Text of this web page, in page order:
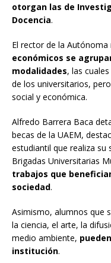
otorgan las de
Docencia.
El rector de la Autónoma
económicos se
modalidades, las
de los universitarios,
social y económica.
Alfredo Barrera Baca
becas de la UAEM,
estudiantil que realiza su
Brigadas Universitarias
trabajos que
sociedad.
Asimismo, alumnos que
la ciencia, el arte, la
medio ambiente,
institución.